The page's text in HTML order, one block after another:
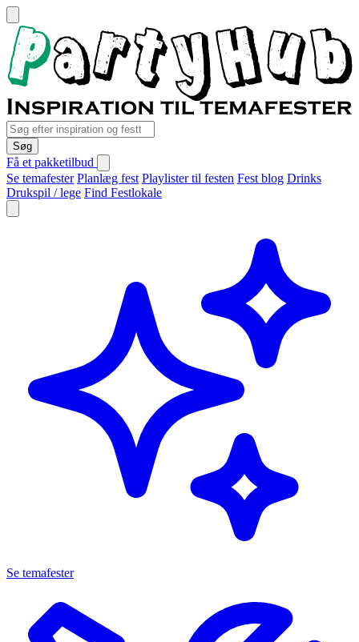
Søg
Få et pakketilbud
Se temafester Planlæg fest Playlister til festen Fest blog Drinks
Drukspil / lege Find Festlokale
Se temafester